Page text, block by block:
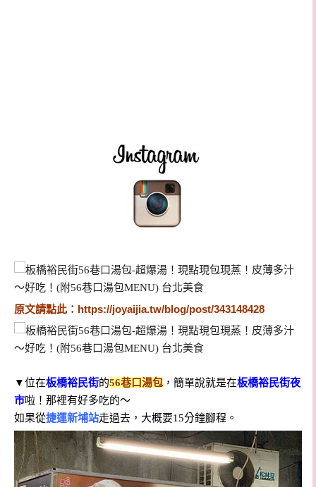
原文請點此： https://joyaijia.tw/blog/post/343148428
▼位在板橋裕民街的56巷口湯包 ，簡單說就是在板橋裕民街夜
市啦！那裡有好多吃的～
如果從捷運新埔站走過去，大概要15分鐘腳程。